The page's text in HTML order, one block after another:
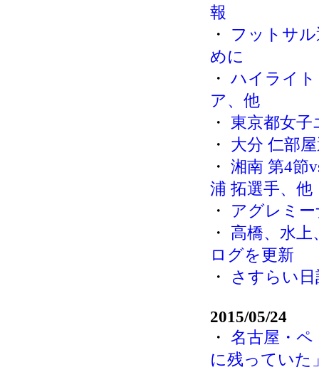
報
・ フットサ
めに
・ ハイライ
ア、他
・ 東京都女
・ 大分 仁部
・ 湘南 第4節
浦 拓選手、他
・ アグレミ
・ 高橋、水上
ログを更新
・
さすらい
2015/05/24
・ 名古屋・
に残っていた